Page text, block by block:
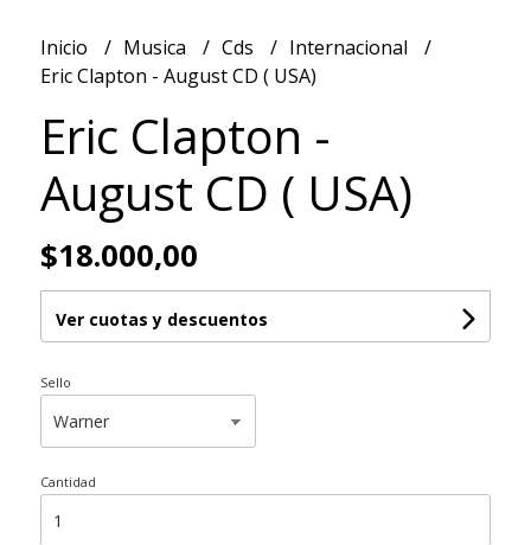
Inicio Musica Cds
Internacional
Eric Clapton - August CD ( USA)
Eric Clapton -
August CD ( USA)
$18.000,00
Ver cuotas y descuentos
Sello
Cantidad